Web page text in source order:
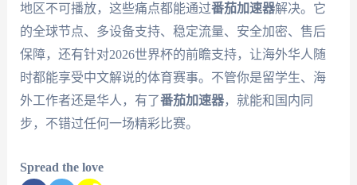
地区不可播放，这些痛点都能通过番茄加速器解决。它
的全球节点、多设备支持、稳定流量、安全加密、售后
保障，还有针对2026世界杯的前瞻支持，让海外华人随
时都能享受中文解说的体育赛事。不管你是留学生、海
外工作者还是华人，有了番茄加速器，就能和国内同
步，不错过任何一场精彩比赛。
Spread the love